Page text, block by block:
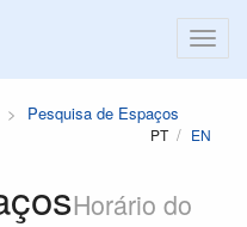
Pesquisa de Espaços
PT EN
Horário do